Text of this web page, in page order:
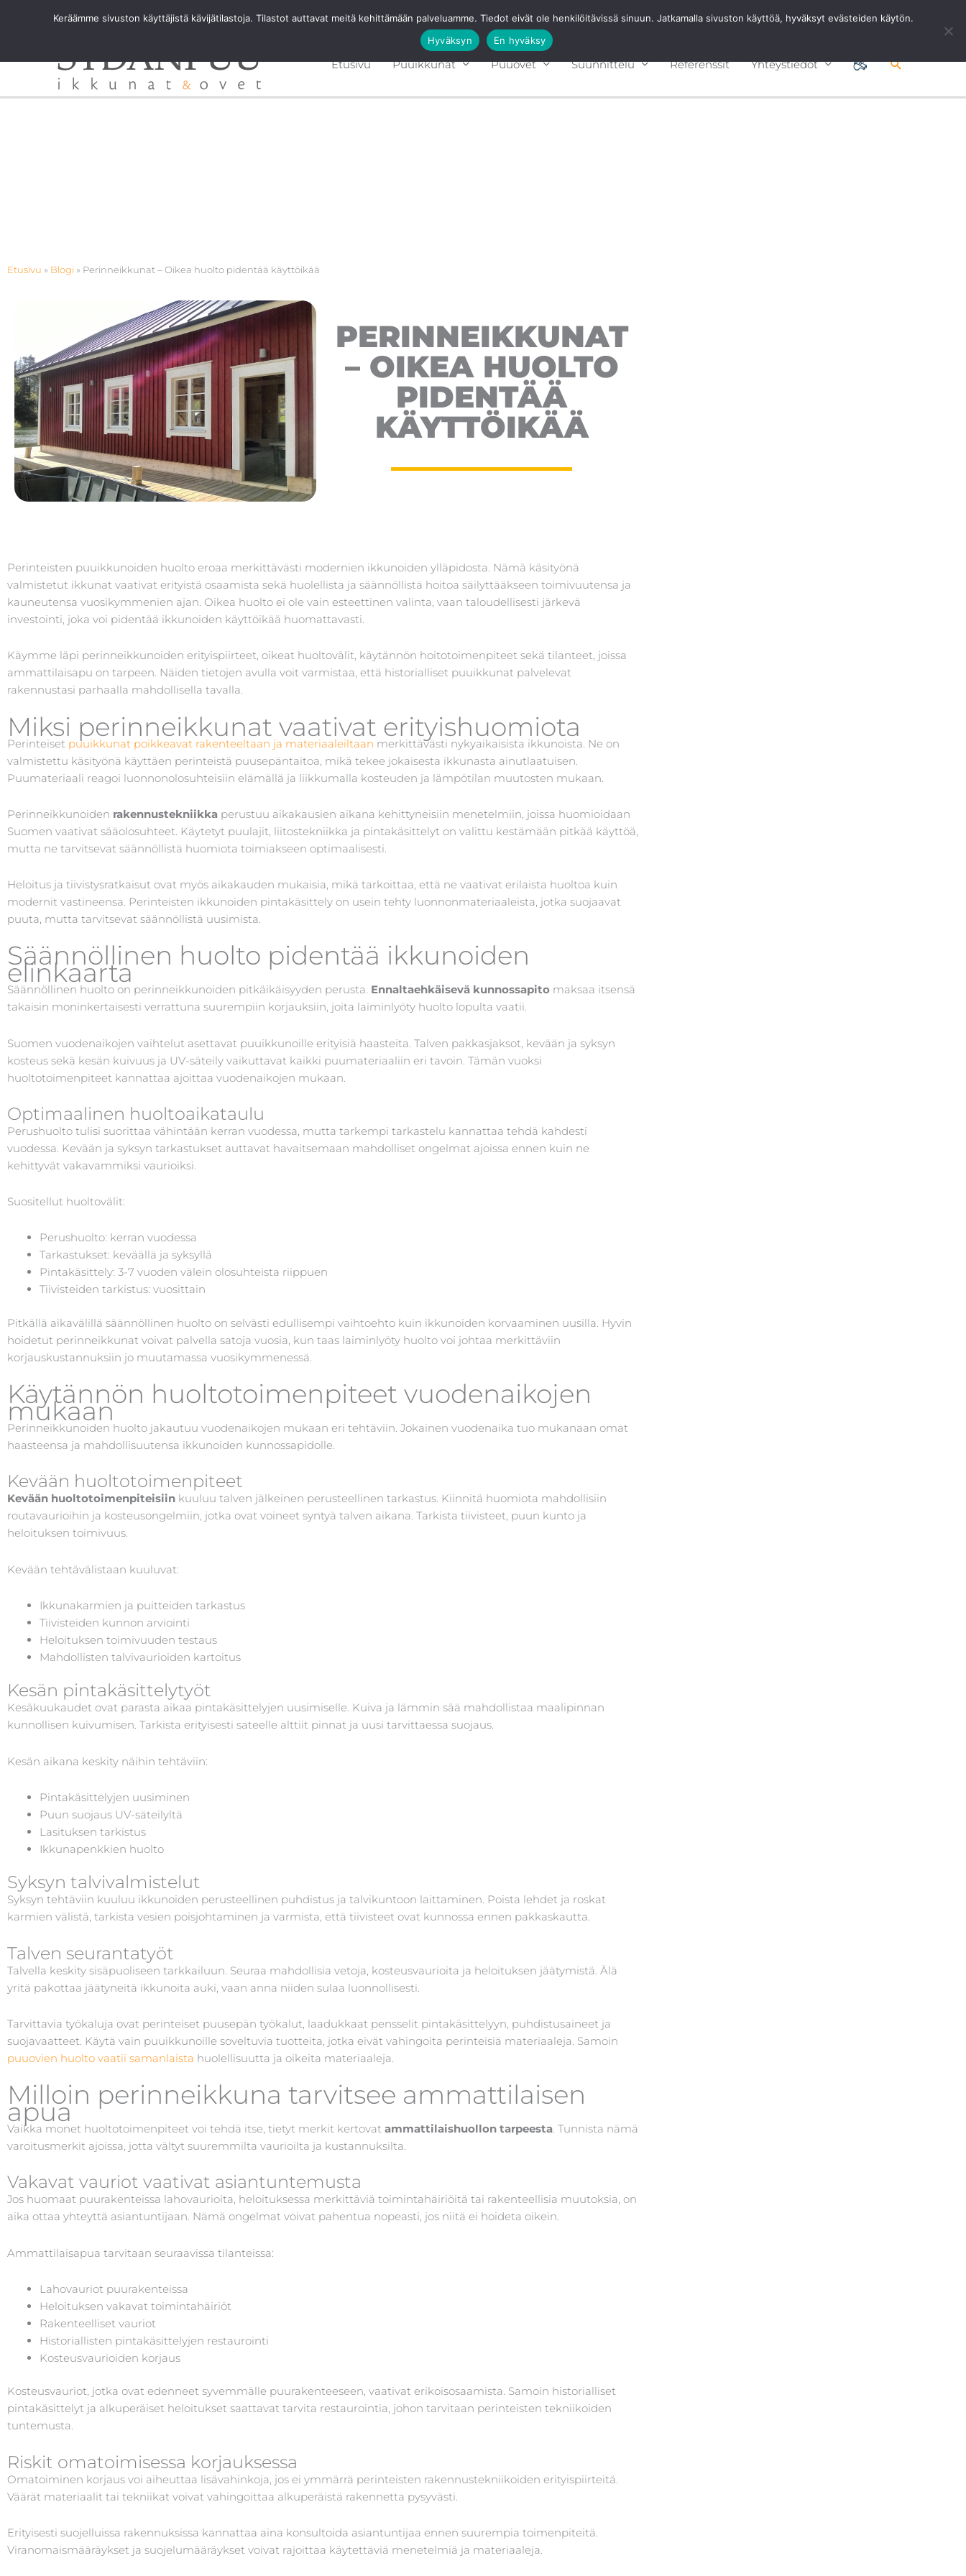
Ota Yhteyttä 0201 8768 80
Etusivu Puuikkunat Puuovet Suunnittelu Referenssit Yhteystiedot Hae
Etusivu » Blogi » Perinneikkunat – Oikea huolto pidentää käyttöikää
PERINNEIKKUNAT
– OIKEA HUOLTO
PIDENTÄÄ
KÄYTTÖIKÄÄ
Perinteisten puuikkunoiden huolto eroaa merkittävästi modernien ikkunoiden ylläpidosta. Nämä käsityönä
valmistetut ikkunat vaativat erityistä osaamista sekä huolellista ja säännöllistä hoitoa säilyttääkseen toimivuutensa ja
kauneutensa vuosikymmenien ajan. Oikea huolto ei ole vain esteettinen valinta, vaan taloudellisesti järkevä
investointi, joka voi pidentää ikkunoiden käyttöikää huomattavasti.
Käymme läpi perinneikkunoiden erityispiirteet, oikeat huoltovälit, käytännön hoitotoimenpiteet sekä tilanteet, joissa
ammattilaisapu on tarpeen. Näiden tietojen avulla voit varmistaa, että historialliset puuikkunat palvelevat
rakennustasi parhaalla mahdollisella tavalla.
Miksi perinneikkunat vaativat erityishuomiota
Perinteiset puuikkunat poikkeavat rakenteeltaan ja materiaaleiltaan merkittävästi nykyaikaisista ikkunoista. Ne on
valmistettu käsityönä käyttäen perinteistä puusepäntaitoa, mikä tekee jokaisesta ikkunasta ainutlaatuisen.
Puumateriaali reagoi luonnonolosuhteisiin elämällä ja liikkumalla kosteuden ja lämpötilan muutosten mukaan.
Perinneikkunoiden rakennustekniikka perustuu aikakausien aikana kehittyneisiin menetelmiin, joissa huomioidaan
Suomen vaativat sääolosuhteet. Käytetyt puulajit, liitostekniikka ja pintakäsittelyt on valittu kestämään pitkää käyttöä,
mutta ne tarvitsevat säännöllistä huomiota toimiakseen optimaalisesti.
Heloitus ja tiivistysratkaisut ovat myös aikakauden mukaisia, mikä tarkoittaa, että ne vaativat erilaista huoltoa kuin
modernit vastineensa. Perinteisten ikkunoiden pintakäsittely on usein tehty luonnonmateriaaleista, jotka suojaavat
puuta, mutta tarvitsevat säännöllistä uusimista.
Säännöllinen huolto pidentää ikkunoiden
elinkaarta
Säännöllinen huolto on perinneikkunoiden pitkäikäisyyden perusta. Ennaltaehkäisevä kunnossapito maksaa itsensä
takaisin moninkertaisesti verrattuna suurempiin korjauksiin, joita laiminlyöty huolto lopulta vaatii.
Suomen vuodenaikojen vaihtelut asettavat puuikkunoille erityisiä haasteita. Talven pakkasjaksot, kevään ja syksyn
kosteus sekä kesän kuivuus ja UV-säteily vaikuttavat kaikki puumateriaaliin eri tavoin. Tämän vuoksi
huoltotoimenpiteet kannattaa ajoittaa vuodenaikojen mukaan.
Optimaalinen huoltoaikataulu
Perushuolto tulisi suorittaa vähintään kerran vuodessa, mutta tarkempi tarkastelu kannattaa tehdä kahdesti
vuodessa. Kevään ja syksyn tarkastukset auttavat havaitsemaan mahdolliset ongelmat ajoissa ennen kuin ne
kehittyvät vakavammiksi vaurioiksi.
Suositellut huoltovälit:
Perushuolto: kerran vuodessa
Tarkastukset: keväällä ja syksyllä
Pintakäsittely: 3-7 vuoden välein olosuhteista riippuen
Tiivisteiden tarkistus: vuosittain
Pitkällä aikavälillä säännöllinen huolto on selvästi edullisempi vaihtoehto kuin ikkunoiden korvaaminen uusilla. Hyvin
hoidetut perinneikkunat voivat palvella satoja vuosia, kun taas laiminlyöty huolto voi johtaa merkittäviin
korjauskustannuksiin jo muutamassa vuosikymmenessä.
Käytännön huoltotoimenpiteet vuodenaikojen
mukaan
Perinneikkunoiden huolto jakautuu vuodenaikojen mukaan eri tehtäviin. Jokainen vuodenaika tuo mukanaan omat
haasteensa ja mahdollisuutensa ikkunoiden kunnossapidolle.
Kevään huoltotoimenpiteet
Kevään huoltotoimenpiteisiin kuuluu talven jälkeinen perusteellinen tarkastus. Kiinnitä huomiota mahdollisiin
routavaurioihin ja kosteusongelmiin, jotka ovat voineet syntyä talven aikana. Tarkista tiivisteet, puun kunto ja
heloituksen toimivuus.
Kevään tehtävälistaan kuuluvat:
Ikkunakarmien ja puitteiden tarkastus
Tiivisteiden kunnon arviointi
Heloituksen toimivuuden testaus
Mahdollisten talvivaurioiden kartoitus
Kesän pintakäsittelytyöt
Kesäkuukaudet ovat parasta aikaa pintakäsittelyjen uusimiselle. Kuiva ja lämmin sää mahdollistaa maalipinnan
kunnollisen kuivumisen. Tarkista erityisesti sateelle alttiit pinnat ja uusi tarvittaessa suojaus.
Kesän aikana keskity näihin tehtäviin:
Pintakäsittelyjen uusiminen
Puun suojaus UV-säteilyltä
Lasituksen tarkistus
Ikkunapenkkien huolto
Syksyn talvivalmistelut
Syksyn tehtäviin kuuluu ikkunoiden perusteellinen puhdistus ja talvikuntoon laittaminen. Poista lehdet ja roskat
karmien välistä, tarkista vesien poisjohtaminen ja varmista, että tiivisteet ovat kunnossa ennen pakkaskautta.
Talven seurantatyöt
Talvella keskity sisäpuoliseen tarkkailuun. Seuraa mahdollisia vetoja, kosteusvaurioita ja heloituksen jäätymistä. Älä
yritä pakottaa jäätyneitä ikkunoita auki, vaan anna niiden sulaa luonnollisesti.
Tarvittavia työkaluja ovat perinteiset puusepän työkalut, laadukkaat pensselit pintakäsittelyyn, puhdistusaineet ja
suojavaatteet. Käytä vain puuikkunoille soveltuvia tuotteita, jotka eivät vahingoita perinteisiä materiaaleja. Samoin
puuovien huolto vaatii samanlaista huolellisuutta ja oikeita materiaaleja.
Milloin perinneikkuna tarvitsee ammattilaisen
apua
Vaikka monet huoltotoimenpiteet voi tehdä itse, tietyt merkit kertovat ammattilaishuollon tarpeesta. Tunnista nämä
varoitusmerkit ajoissa, jotta vältyt suuremmilta vaurioilta ja kustannuksilta.
Vakavat vauriot vaativat asiantuntemusta
Jos huomaat puurakenteissa lahovaurioita, heloituksessa merkittäviä toimintahäiriöitä tai rakenteellisia muutoksia, on
aika ottaa yhteyttä asiantuntijaan. Nämä ongelmat voivat pahentua nopeasti, jos niitä ei hoideta oikein.
Ammattilaisapua tarvitaan seuraavissa tilanteissa:
Lahovauriot puurakenteissa
Heloituksen vakavat toimintahäiriöt
Rakenteelliset vauriot
Historiallisten pintakäsittelyjen restaurointi
Kosteusvaurioiden korjaus
Kosteusvauriot, jotka ovat edenneet syvemmälle puurakenteeseen, vaativat erikoisosaamista. Samoin historialliset
pintakäsittelyt ja alkuperäiset heloitukset saattavat tarvita restaurointia, johon tarvitaan perinteisten tekniikoiden
tuntemusta.
Riskit omatoimisessa korjauksessa
Omatoiminen korjaus voi aiheuttaa lisävahinkoja, jos ei ymmärrä perinteisten rakennustekniikoiden erityispiirteitä.
Väärät materiaalit tai tekniikat voivat vahingoittaa alkuperäistä rakennetta pysyvästi.
Erityisesti suojelluissa rakennuksissa kannattaa aina konsultoida asiantuntijaa ennen suurempia toimenpiteitä.
Viranomaismääräykset ja suojelumääräykset voivat rajoittaa käytettäviä menetelmiä ja materiaaleja.
Keräämme sivuston käyttäjistä kävijätilastoja. Tilastot auttavat meitä kehittämään palveluamme. Tiedot eivät ole henkilöitävissä sinuun. Jatkamalla sivuston käyttöä, hyväksyt evästeiden käytön.
Hyväksyn
En hyväksy